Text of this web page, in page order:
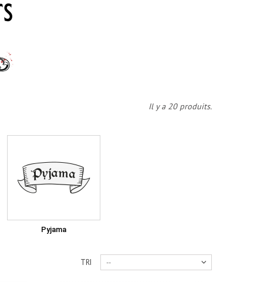
Il y a 20 produits.
Pyjama
TRI --